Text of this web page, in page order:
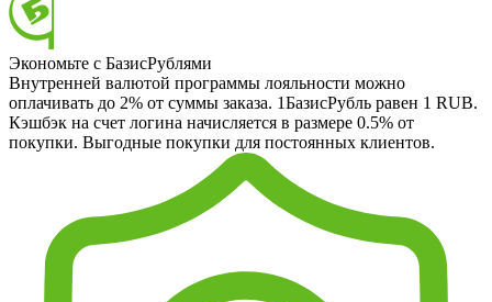
Экономьте с БазисРублями
Внутренней валютой программы лояльности можно
оплачивать до 2% от суммы заказа. 1БазисРубль равен 1 RUB.
Кэшбэк на счет логина начисляется в размере 0.5% от
покупки. Выгодные покупки для постоянных клиентов.